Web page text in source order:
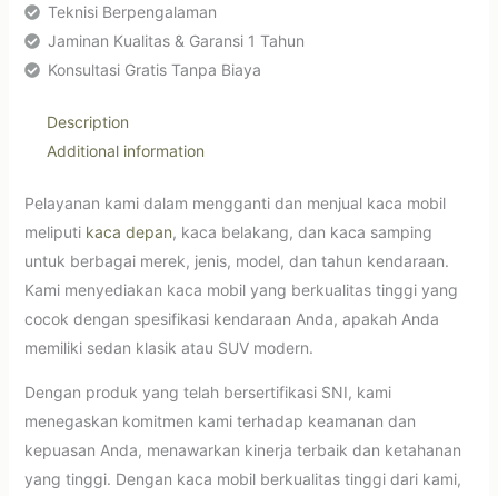
Teknisi Berpengalaman
Jaminan Kualitas & Garansi 1 Tahun
Konsultasi Gratis Tanpa Biaya
Description
Additional information
Pelayanan kami dalam mengganti dan menjual kaca mobil
meliputi kaca depan, kaca belakang, dan kaca samping
untuk berbagai merek, jenis, model, dan tahun kendaraan.
Kami menyediakan kaca mobil yang berkualitas tinggi yang
cocok dengan spesifikasi kendaraan Anda, apakah Anda
memiliki sedan klasik atau SUV modern.
Dengan produk yang telah bersertifikasi SNI, kami
menegaskan komitmen kami terhadap keamanan dan
kepuasan Anda, menawarkan kinerja terbaik dan ketahanan
yang tinggi. Dengan kaca mobil berkualitas tinggi dari kami,